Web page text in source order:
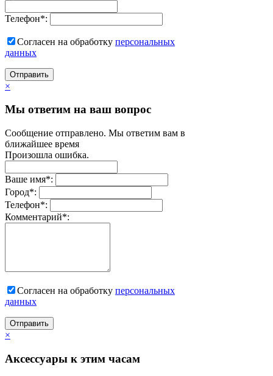
Телефон*:
Согласен на обработку персональныx
данных
Отправить
×
Мы ответим на ваш вопрос
Сообщение отправлено. Мы ответим вам в
ближайшее время
Произошла ошибка.
Ваше имя*:
Город*:
Телефон*:
Комментарий*:
Согласен на обработку персональныx
данных
Отправить
×
Аксессуары к этим часам